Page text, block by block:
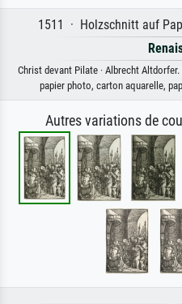
1511 · Holzschnitt auf
Christ devant Pilate · Albrecht
papier photo, carton aquarelle,
Autres variations de